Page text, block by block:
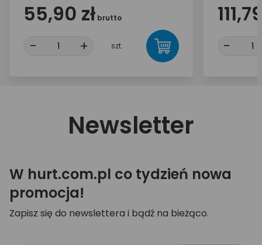
55,90 zł brutto
- + szt. -
Newsletter
W hurt.com.pl co tydzień nowa
promocja!
Zapisz się do newslettera i bądź na bieżąco.